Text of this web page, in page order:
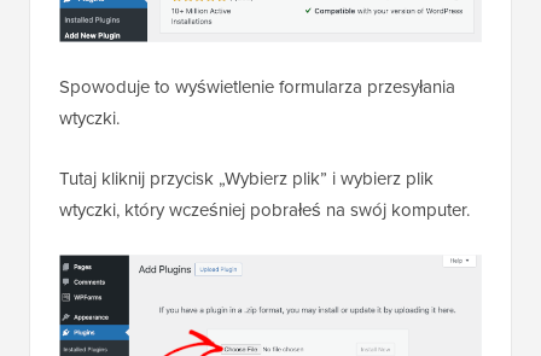
Spowoduje to wyświetlenie formularza przesyłania
wtyczki.
Tutaj kliknij przycisk „Wybierz plik” i wybierz plik
wtyczki, który wcześniej pobrałeś na swój komputer.